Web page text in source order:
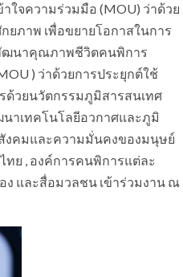
ใจความร่วมมือ (MOU) ว่าด้วย
ภาพ เพื่อขยายโอกาสในการ
พัฒนาคุณภาพชีวิตคนพิการ
) ว่าด้วยการประยุกต์ใช้
วยนวัตกรรมภูมิสารสนเทศ
าเทคโนโลยีอวกาศและภูมิ
งคมและความมั่นคงของมนุษย์
ย , องค์การคนพิการแต่ละ
ง และสื่อมวลชน เข้าร่วมงาน ณ